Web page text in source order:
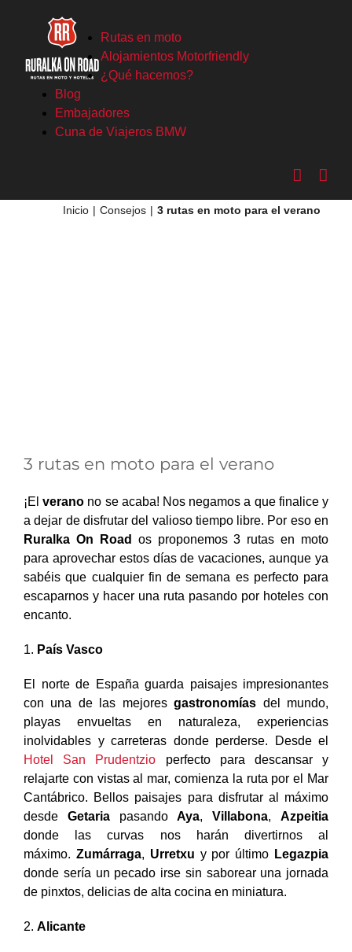
contenido
Rutas en moto
Alojamientos Motorfriendly
¿Qué hacemos?
Blog
Embajadores
Cuna de Viajeros BMW
Inicio Consejos 3 rutas en moto para el verano
3 rutas en moto para el verano
¡Elverano no se acaba! Nos negamos a que finalice y
a dejar de disfrutar del valioso tiempo libre. Por eso en
Ruralka On Road
os proponemos 3 rutas en moto
para aprovechar estos días de vacaciones, aunque ya
sabéis que cualquier fin de semana es perfecto para
escaparnos y hacer una ruta pasando por hoteles con
encanto.
1. País Vasco
El norte de España guarda paisajes impresionantes
con una de las mejoresgastronomías del mundo,
playas envueltas en naturaleza, experiencias
inolvidables y carreteras donde perderse. Desde el
Hotel San Prudentzio perfecto para descansar y
relajarte con vistas al mar, comienza la ruta por el Mar
Cantábrico. Bellos paisajes para disfrutar al máximo
desde GetariapasandoAya,Villabona,Azpeitia
donde las curvas nos harán divertirnos al
máximo. Zumárraga, Urretxu y por último Legazpia
donde sería un pecado irse sin saborear una jornada
de pinxtos, delicias de alta cocina en miniatura.
2. Alicante